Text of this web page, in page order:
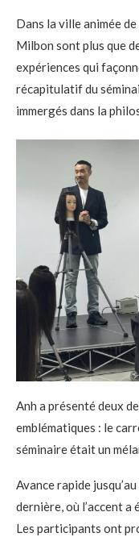
Dans la ville animée
Milbon sont plus que
expériences qui
récapitulatif du
immergés dans la
Anh a présenté deux
emblématiques : le
séminaire était un
Avance rapide
dernière, où l’accent a
Les participants ont